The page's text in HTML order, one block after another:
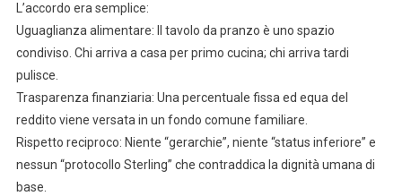
L’accordo era semplice:
Uguaglianza alimentare: Il tavolo da pranzo è uno spazio
condiviso. Chi arriva a casa per primo cucina; chi arriva tardi
pulisce.
Trasparenza finanziaria: Una percentuale fissa ed equa del
reddito viene versata in un fondo comune familiare.
Rispetto reciproco: Niente “gerarchie”, niente “status inferiore” e
nessun “protocollo Sterling” che contraddica la dignità umana di
base.